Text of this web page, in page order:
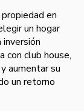
en
un hogar
con club house,
aumentar su
un retorno